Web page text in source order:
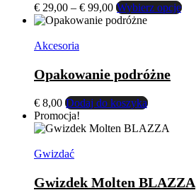
€ 29,00 – € 99,00Zakres
cen:
€ 99,00
Wybierz opcjeTen
Akcesoria
Opakowanie podróżne
€ 8,00 Dodaj do koszyka
Promocja!
Gwizdać
Gwizdek Molten BLAZZA